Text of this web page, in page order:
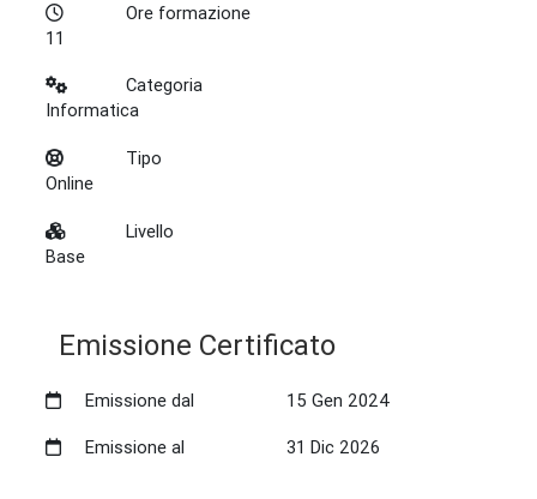
Ore formazione
11
Categoria
Informatica
Tipo
Online
Livello
Base
Emissione Certificato
Emissione dal 15 Gen 2024
Emissione al 31 Dic 2026